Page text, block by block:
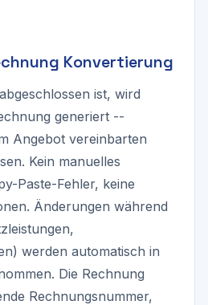
Konvertierung
ist, wird
generiert --
Angebot vereinbarten
Kein manuelles
Paste-Fehler, keine
Änderungen während
werden automatisch in
Die Rechnung
Rechnungsnummer,